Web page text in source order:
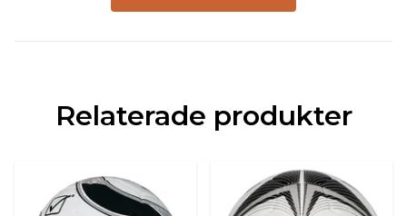
Relaterade produkter